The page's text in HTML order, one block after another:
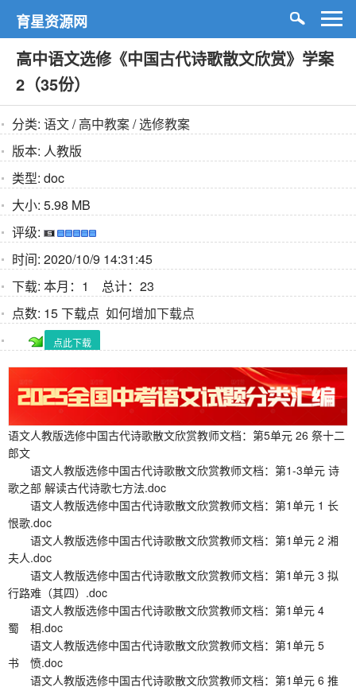
育星资源网
高中语文选修《中国古代诗歌散文欣赏》学案
2（35份）
分类: 语文/高中教案/选修教案
版本: 人教版
类型: doc
大小: 5.98 MB
评级:
时间: 2020/10/9 14:31:45
下载: 本月：1 总计：23
点数: 15 下载点 如何增加下载点
点此下载
语文人教版选修中国古代诗歌散文欣赏教师文档：第5单元 26 祭十二
郎文
语文人教版选修中国古代诗歌散文欣赏教师文档：第1-3单元 诗
歌之部 解读古代诗歌七方法.doc
语文人教版选修中国古代诗歌散文欣赏教师文档：第1单元 1 长
恨歌.doc
语文人教版选修中国古代诗歌散文欣赏教师文档：第1单元 2 湘
夫人.doc
语文人教版选修中国古代诗歌散文欣赏教师文档：第1单元 3 拟
行路难（其四）.doc
语文人教版选修中国古代诗歌散文欣赏教师文档：第1单元 4
蜀 相.doc
语文人教版选修中国古代诗歌散文欣赏教师文档：第1单元 5
书 愤.doc
语文人教版选修中国古代诗歌散文欣赏教师文档：第1单元 6 推